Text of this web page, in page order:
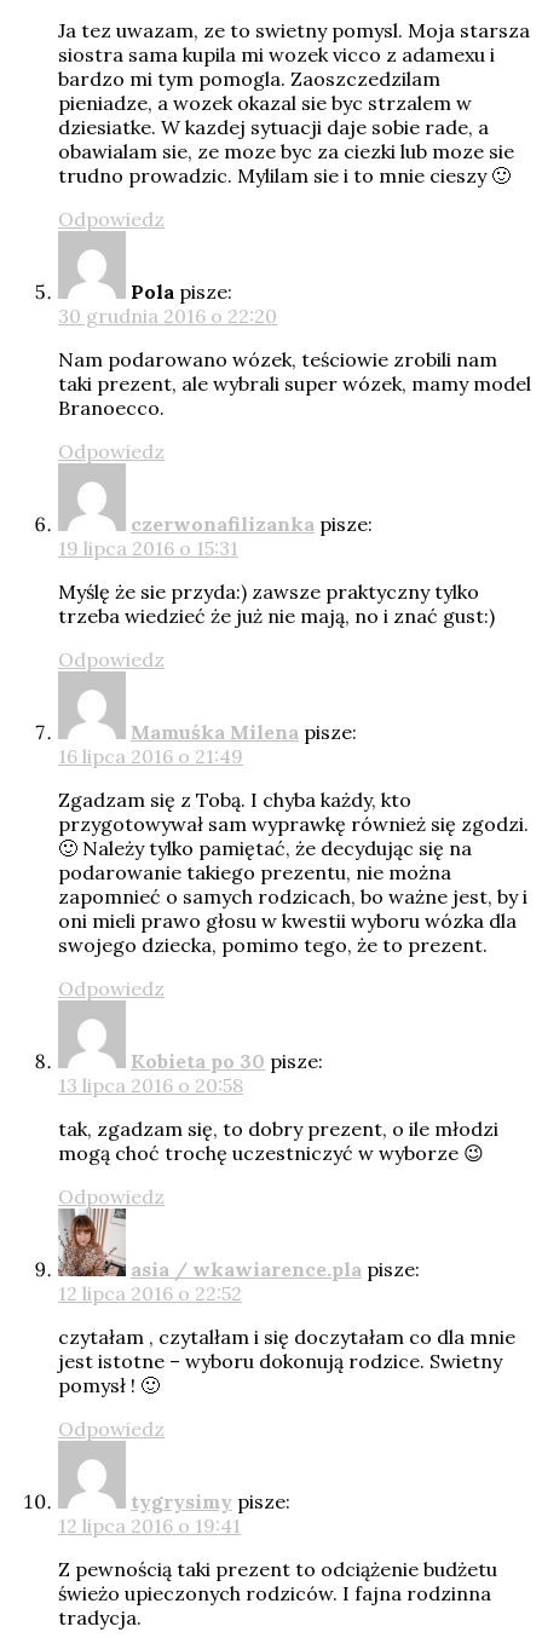
Ja tez uwazam, ze to swietny pomysl. Moja starsza
siostra sama kupila mi wozek vicco z adamexu i
bardzo mi tym pomogla. Zaoszczedzilam
pieniadze, a wozek okazal sie byc strzalem w
dziesiatke. W kazdej sytuacji daje sobie rade, a
obawialam sie, ze moze byc za ciezki lub moze sie
trudno prowadzic. Mylilam sie i to mnie cieszy 🙂
Odpowiedz
Pola pisze:
30 grudnia 2016 o 22:20
Nam podarowano wózek, teściowie zrobili nam
taki prezent, ale wybrali super wózek, mamy model
Branoecco.
Odpowiedz
czerwonafilizanka pisze:
19 lipca 2016 o 15:31
Myślę że sie przyda:) zawsze praktyczny tylko
trzeba wiedzieć że już nie mają, no i znać gust:)
Odpowiedz
Mamuśka Milena pisze:
16 lipca 2016 o 21:49
Zgadzam się z Tobą. I chyba każdy, kto
przygotowywał sam wyprawkę również się zgodzi.
🙂 Należy tylko pamiętać, że decydując się na
podarowanie takiego prezentu, nie można
zapomnieć o samych rodzicach, bo ważne jest, by i
oni mieli prawo głosu w kwestii wyboru wózka dla
swojego dziecka, pomimo tego, że to prezent.
Odpowiedz
Kobieta po 30 pisze:
13 lipca 2016 o 20:58
tak, zgadzam się, to dobry prezent, o ile młodzi
mogą choć trochę uczestniczyć w wyborze 😉
Odpowiedz
asia / wkawiarence.pla pisze:
12 lipca 2016 o 22:52
czytałam , czytalłam i się doczytałam co dla mnie
jest istotne – wyboru dokonują rodzice. Swietny
pomysł ! 🙂
Odpowiedz
tygrysimy pisze:
12 lipca 2016 o 19:41
Z pewnością taki prezent to odciążenie budżetu
świeżo upieczonych rodziców. I fajna rodzinna
tradycja.